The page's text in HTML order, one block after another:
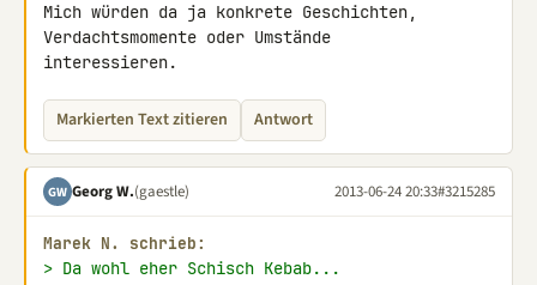
Mich würden da ja konkrete Geschichten,
Verdachtsmomente oder Umstände
interessieren.
Markierten Text zitieren Antwort
GW Georg W.(gaestle) 2013-06-24 20:33#3215285
Marek N. schrieb:
> Da wohl eher Schisch Kebab...